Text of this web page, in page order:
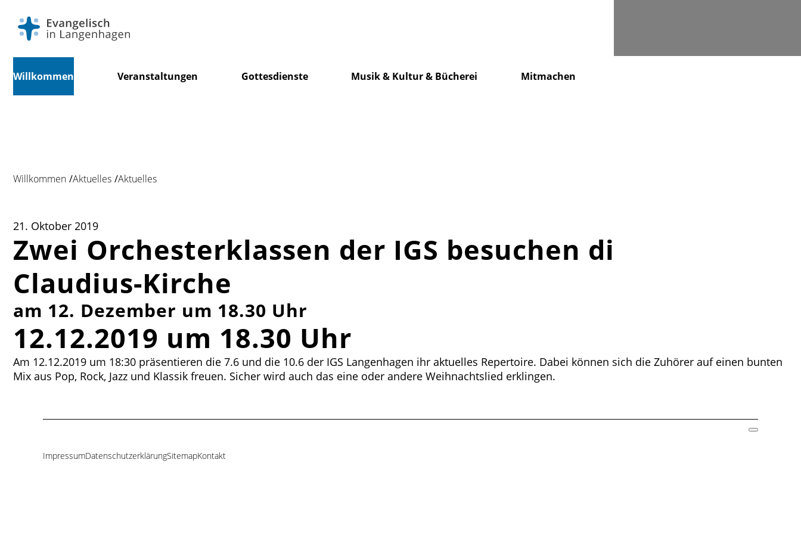
überspringen
Willkommen Veranstaltungen Gottesdienste Musik & Kultur & Bücherei Mitmachen
Willkommen Aktuelles Aktuelles
21. Oktober 2019
Zwei Orchesterklassen der IGS besuchen die Matthias-
Claudius-Kirche
am 12. Dezember um 18.30 Uhr
12.12.2019 um 18.30 Uhr
Am 12.12.2019 um 18:30 präsentieren die 7.6 und die 10.6 der IGS Langenhagen ihr aktuelles Repertoire. Dabei können sich die Zuhörer auf einen bunten
Mix aus Pop, Rock, Jazz und Klassik freuen. Sicher wird auch das eine oder andere Weihnachtslied erklingen.
Navigation
ImpressumDatenschutzerklärungSitemapKontakt